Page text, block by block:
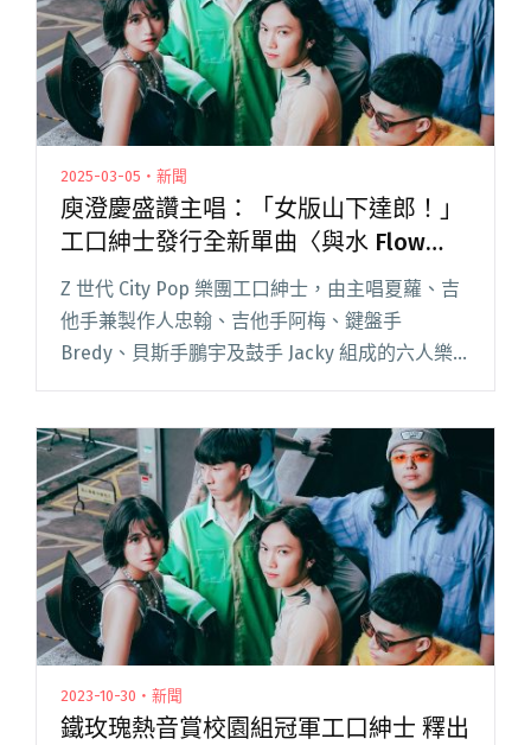
2025-03-05・新聞
庾澄慶盛讚主唱：「女版山下達郎！」
工口紳士發行全新單曲〈與水 Flow
Like Water〉
Z 世代 City Pop 樂團工口紳士，由主唱夏蘿、吉
他手兼製作人忠翰、吉他手阿梅、鍵盤手
Bredy、貝斯手鵬宇及鼓手 Jacky 組成的六人樂
團，全員身兼音樂人及全職大學生身份。 工口紳
因為系閱讀全文 "庾澄慶盛讚主唱：「女版山下
達郎！」 工口紳士發行全新單曲〈與水 Flow Like
Water〉"
2023-10-30・新聞
鐵玫瑰熱音賞校園組冠軍工口紳士 釋出